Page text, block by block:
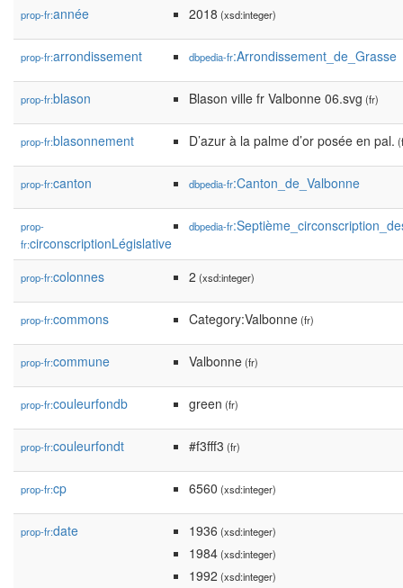
prop-fr:année 2018 (xsd:integer)
prop-fr:arrondissement dbpedia-fr:Arrondissement_de_Grasse
prop-fr:blason Blason ville fr Valbonne 06.svg (fr)
prop-fr:blasonnement D’azur à la palme d’or posée en pal.
prop-fr:canton dbpedia-fr:Canton_de_Valbonne
prop-
fr:circonscriptionLégislative
dbpedia-fr
prop-fr:colonnes 2 (xsd:integer)
prop-fr:commons Category:Valbonne(fr)
prop-fr:commune Valbonne(fr)
prop-fr:couleurfondb green (fr)
prop-fr:couleurfondt #f3fff3 (fr)
prop-fr:cp 6560 (xsd:integer)
prop-fr:date 1936 (xsd:integer)
1984(xsd:integer)
1992 (xsd:integer)